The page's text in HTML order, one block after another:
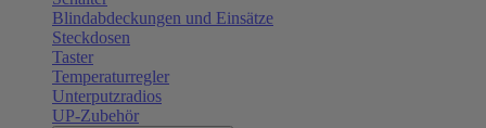
Blindabdeckungen und Einsätze
Steckdosen
Taster
Temperaturregler
Unterputzradios
UP-Zubehör